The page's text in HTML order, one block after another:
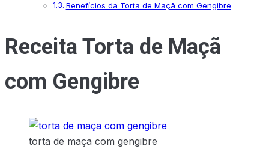
Benefícios da Torta de Maçã com Gengibre
Receita Torta de Maçã
com Gengibre
torta de maça com gengibre